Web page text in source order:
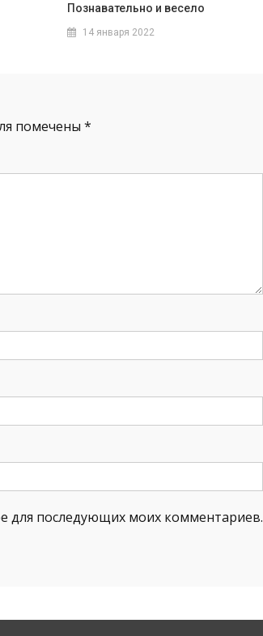
Познавательно и весело
14 января 2022
помечены *
для последующих моих комментариев.